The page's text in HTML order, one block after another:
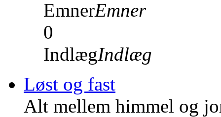
EmnerEmner
0
IndlægIndlæg
Løst og fast
Alt mellem himmel og